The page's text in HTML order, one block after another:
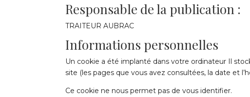
Responsable de la publication :
TRAITEUR AUBRAC
Informations personnelles
Un cookie a été implanté dans votre ordinateur Il
site (les pages que vous avez consultées, la date et
Ce cookie ne nous permet pas de vous identifier.